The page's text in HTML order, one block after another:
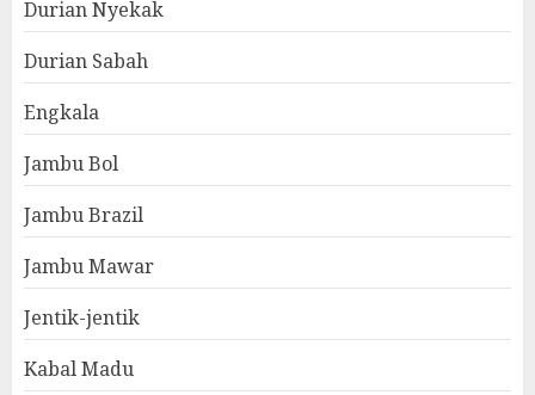
Durian Nyekak
Durian Sabah
Engkala
Jambu Bol
Jambu Brazil
Jambu Mawar
Jentik-jentik
Kabal Madu